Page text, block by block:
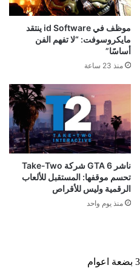
موظف في id Software ينتقد
مايكروسوفت: “لا تفهم الفن
أساسًا”
منذ 23 ساعة
ناشر GTA 6 شركة Take-Two
تحسم موقفها: المستقبل للألعاب
الرقمية وليس للأقراص
منذ يوم واحد